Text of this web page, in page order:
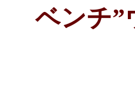
ベンチ”